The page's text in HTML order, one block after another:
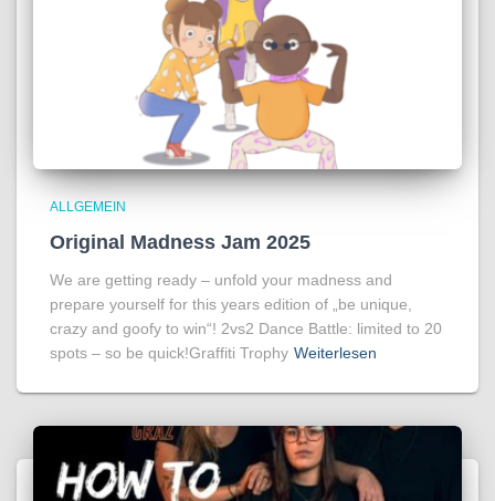
ALLGEMEIN
Original Madness Jam 2025
We are getting ready – unfold your madness and
prepare yourself for this years edition of „be unique,
crazy and goofy to win“! 2vs2 Dance Battle: limited to 20
spots – so be quick!Graffiti Trophy Weiterlesen